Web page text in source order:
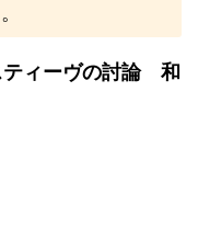
ィーヴの討論 和